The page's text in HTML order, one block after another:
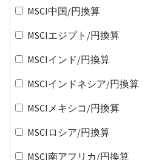
MSCI中国/円換算
MSCIエジプト/円換算
MSCIインド/円換算
MSCIインドネシア/円換算
MSCIメキシコ/円換算
MSCIロシア/円換算
MSCI南アフリカ/円換算